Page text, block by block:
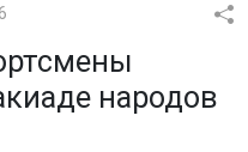
народов